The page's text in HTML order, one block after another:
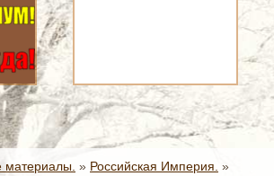
материалы. » Российская Империя. »